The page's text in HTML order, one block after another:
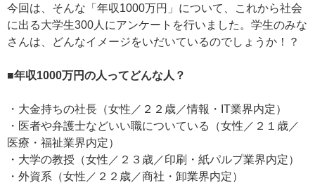
今回は、そんな「年収1000万円」について、これから社会
に出る大学生300人にアンケートを行いました。学生のみな
さんは、どんなイメージをいだいているのでしょうか！？
■年収1000万円の人ってどんな人？
・大金持ちの社長（女性／２２歳／情報・IT業界内定）
・医者や弁護士などいい職についている（女性／２１歳／
医療・福祉業界内定）
・大学の教授（女性／２３歳／印刷・紙パルプ業界内定）
・外資系（女性／２２歳／商社・卸業界内定）